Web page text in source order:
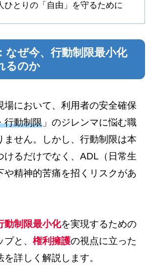
ひとりの「自由」を守るために
なぜ今、行動制限最小化
るのか
場において、利用者の安全確保
行動制限 」のジレンマに悩む職
ません。しかし、行動制限は本
けるだけでなく、ADL（日常生
や精神的苦痛を招くリスクがあ
動制限最小化を実現するための
と、 権利擁護の視点に立った
詳しく解説します。